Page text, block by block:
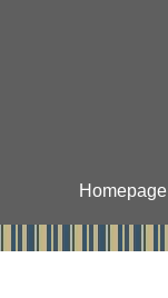
Homepage